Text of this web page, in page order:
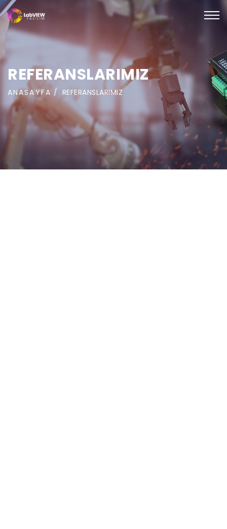
REFERANSLARIMIZ
ANASAYFA REFERANSLARIMIZ